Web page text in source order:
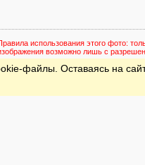
использования этого фото:
возможно лишь с
файлы. Оставаясь на